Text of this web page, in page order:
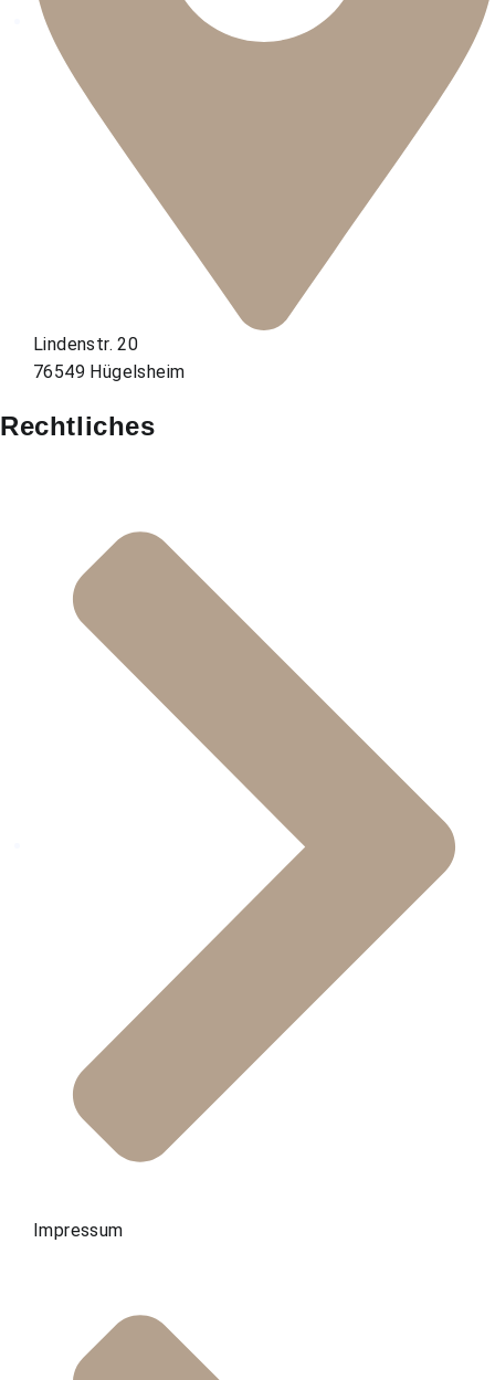
Lindenstr. 20
76549 Hügelsheim
Rechtliches
Impressum